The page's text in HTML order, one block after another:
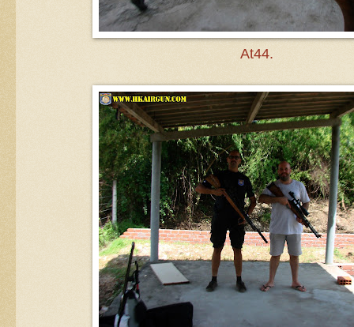
At44.